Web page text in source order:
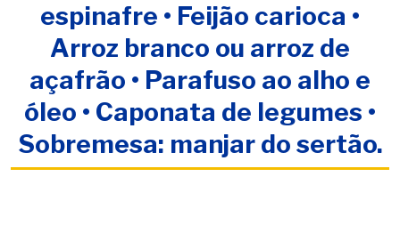
espinafre • Feijão carioca •
Arroz branco ou arroz de
açafrão • Parafuso ao alho e
óleo • Caponata de legumes •
Sobremesa: manjar do sertão.